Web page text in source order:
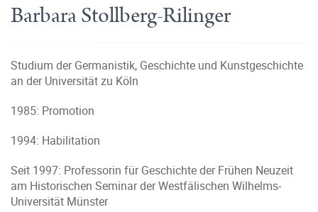
Barbara Stollberg-Rilinger
Studium der Germanistik, Geschichte und Kunstgeschichte
an der Universität zu Köln
1985: Promotion
1994: Habilitation
Seit 1997: Professorin für Geschichte der Frühen Neuzeit
am Historischen Seminar der Westfälischen Wilhelms-
Universität Münster